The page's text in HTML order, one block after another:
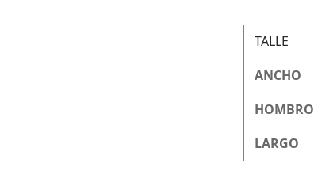
TALLE
ANCHO
HOMBRO
LARGO